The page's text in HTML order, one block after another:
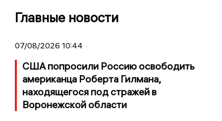
Главные новости
07/08/2026 10:44
США попросили Россию освободить
американца Роберта Гилмана,
находящегося под стражей в
Воронежской области